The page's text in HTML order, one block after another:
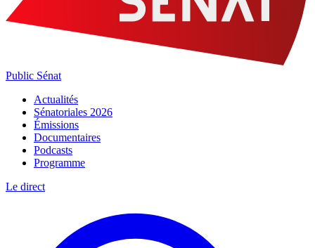
Public Sénat
Actualités
Sénatoriales 2026
Émissions
Documentaires
Podcasts
Programme
Le direct